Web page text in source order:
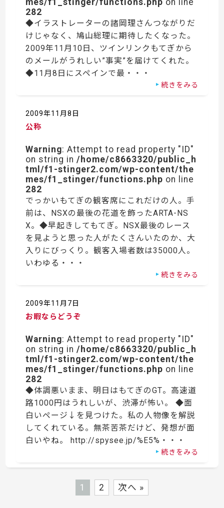
282
◆イラストレーターの諸岡理さんつながりだ
けじゃなく、鳩山総理に期待したくなった。
2009年11月10日、ツインリンクもてぎから
のメールがうれしい”事実”を届けてくれた。
◆11月8日にスペインで最・・・
続きをみる
2009年11月8日
公称
Warning: Attempt to read property "ID"
on string in/home/c8663320/public_h
tml/f1-stinger2.com/wp-content/the
mes/f1_stinger/functions.php on line
282
でっかいもてぎの観客席にこれだけの人。手
前は、NSXの最後の花道を飾ったARTA-NS
X。◆早起きしてもてぎ。NSX最後のレース
を見ようと思った人がたくさんいたのか、大
入りにびっくり。観客入場者数は35000人。
いわゆる・・・
続きをみる
2009年11月7日
お暇ならどうぞ
Warning: Attempt to read property "ID"
on string in/home/c8663320/public_h
tml/f1-stinger2.com/wp-content/the
mes/f1_stinger/functions.php on line
282
◆体調悪いまま、明日はもてぎのGT。高速道
路1000円はうれしいが、渋滞が怖い。 ◆面
白いページ↓を見つけた。私の人物像を解説
してくれている。無茶苦茶だけど、発想が面
白いやね。 http://spysee.jp/%E5%・・・
続きをみる
1 2 次へ »